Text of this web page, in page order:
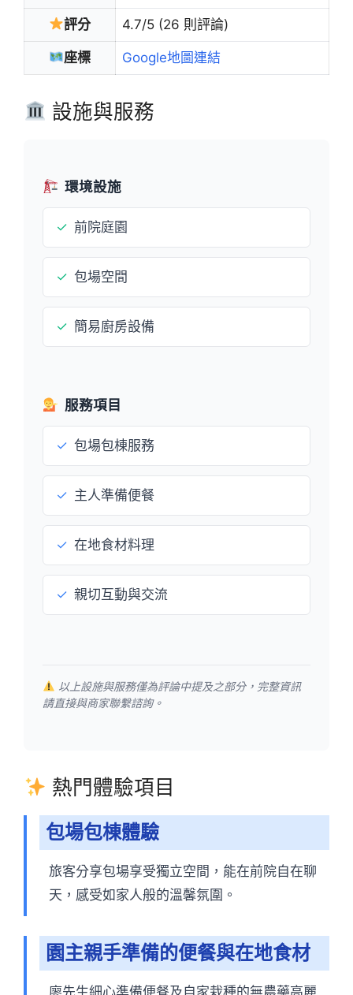
評分 4.7/5 (26 則評論)
座標 Google地圖連結
設施與服務
環境設施
✓ 前院庭園
✓ 包場空間
✓ 簡易廚房設備
服務項目
✓ 包場包棟服務
✓ 主人準備便餐
✓ 在地食材料理
✓ 親切互動與交流
以上設施與服務僅為評論中提及之部分，完整資訊
請直接與商家聯繫諮詢。
熱門體驗項目
包場包棟體驗
旅客分享包場享受獨立空間，能在前院自在聊
天，感受如家人般的溫馨氛圍。
園主親手準備的便餐與在地食材